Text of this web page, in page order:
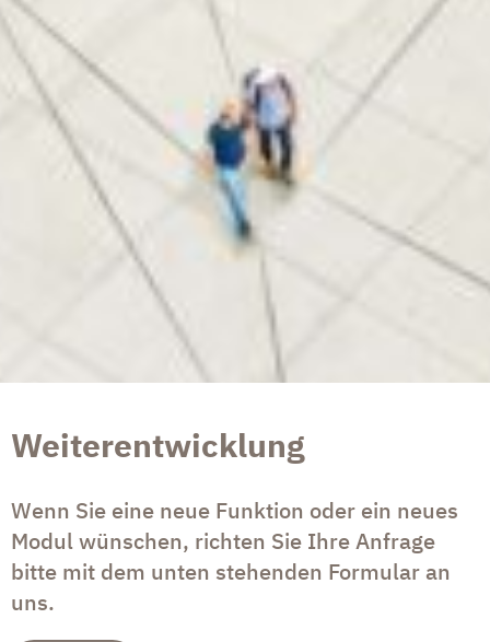
Weiterentwicklung
Wenn Sie eine neue Funktion oder ein neues
Modul wünschen, richten Sie Ihre Anfrage
bitte mit dem unten stehenden Formular an
uns.